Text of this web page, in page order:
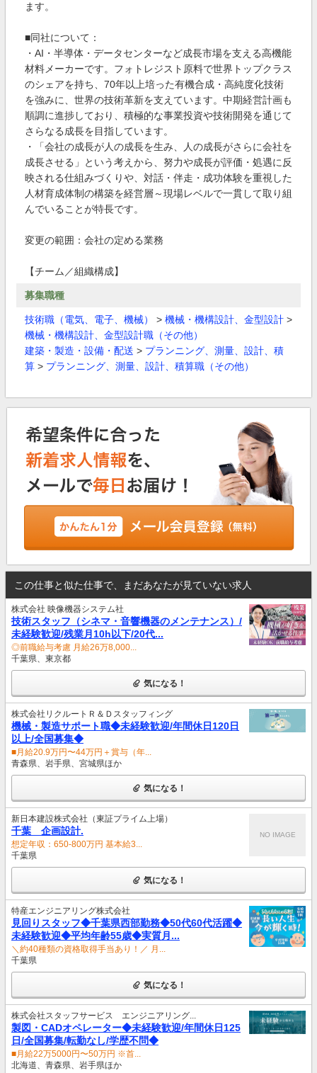
ます。
■同社について：
・AI・半導体・データセンターなど成長市場を支える高機能
材料メーカーです。フォトレジスト原料で世界トップクラス
のシェアを持ち、70年以上培った有機合成・高純度化技術
を強みに、世界の技術革新を支えています。中期経営計画も
順調に進捗しており、積極的な事業投資や技術開発を通じて
さらなる成長を目指しています。
・「会社の成長が人の成長を生み、人の成長がさらに会社を
成長させる」という考えから、努力や成長が評価・処遇に反
映される仕組みづくりや、対話・伴走・成功体験を重視した
人材育成体制の構築を経営層～現場レベルで一貫して取り組
んでいることが特長です。
変更の範囲：会社の定める業務
【チーム／組織構成】
募集職種
技術職（電気、電子、機械） > 機械・機構設計、金型設計 >
機械・機構設計、金型設計職（その他）
建築・製造・設備・配送 > プランニング、測量、設計、積
算 > プランニング、測量、設計、積算職（その他）
この仕事と似た仕事で、まだあなたが見ていない求人
株式会社 映像機器システム社
技術スタッフ（シネマ・音響機器のメンテナンス）/
未経験歓迎/残業月10h以下/20代...
◎前職給与考慮 月給26万8,000...
千葉県、東京都
気になる！
株式会社リクルートＲ＆Ｄスタッフィング
機械・製造サポート職◆未経験歓迎/年間休日120日
以上/全国募集◆
■月給20.9万円〜44万円＋賞与（年...
青森県、岩手県、宮城県ほか
気になる！
新日本建設株式会社（東証プライム上場）
千葉 企画設計.
想定年収：650-800万円 基本給3...
千葉県
NO IMAGE
気になる！
特産エンジニアリング株式会社
見回りスタッフ◆千葉県西部勤務◆50代60代活躍◆
未経験歓迎◆平均年齢55歳◆実質月...
＼約40種類の資格取得手当あり！／ 月...
千葉県
気になる！
株式会社スタッフサービス エンジニアリング...
製図・CADオペレーター◆未経験歓迎/年間休日125
日/全国募集/転勤なし/学歴不問◆
■月給22万5000円〜50万円 ※首...
北海道、青森県、岩手県ほか